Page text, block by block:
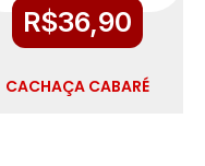
R$36,90
CACHAÇA CABARÉ